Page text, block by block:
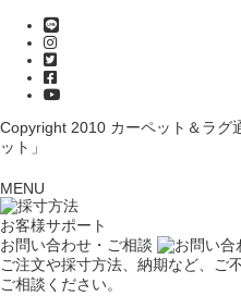
Copyright 2010 カーペット＆ラグ
ット」
MENU
お客様サポート
お問い合わせ・ご相談
ご注文や採寸方法、納期など、ご
ご相談ください。